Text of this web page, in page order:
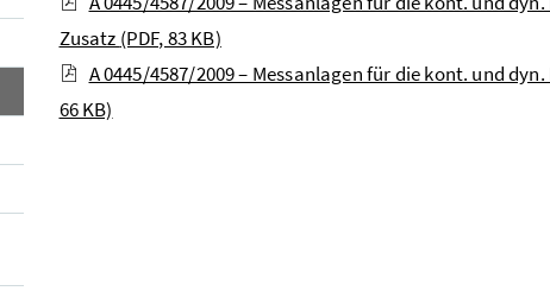
Zusatz (PDF, 83 KB)
A 0445/4587/2009 – Messanlagen für die kont. und
66 KB)